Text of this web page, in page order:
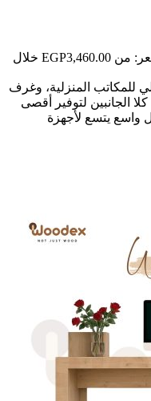
نطاق السعر: من ⁦EGP3,460.00⁩ خلال
للمكاتب المنزلية، وغرف
الجانبين لتوفير أقصى
واسع يتسع لأجهزة